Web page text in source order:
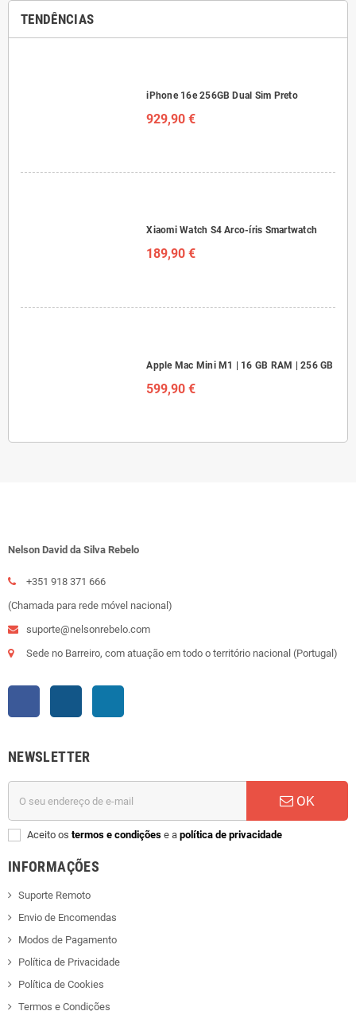
TENDÊNCIAS
iPhone 16e 256GB Dual Sim Preto
929,90 €
Xiaomi Watch S4 Arco-íris Smartwatch
189,90 €
Apple Mac Mini M1 | 16 GB RAM | 256 GB
599,90 €
Nelson David da Silva Rebelo
+351 918 371 666
(Chamada para rede móvel nacional)
suporte@nelsonrebelo.com
Sede no Barreiro, com atuação em todo o território nacional (Portugal)
NEWSLETTER
OK
Aceito os termos e condições e a política de privacidade
INFORMAÇÕES
Suporte Remoto
Envio de Encomendas
Modos de Pagamento
Política de Privacidade
Política de Cookies
Termos e Condições